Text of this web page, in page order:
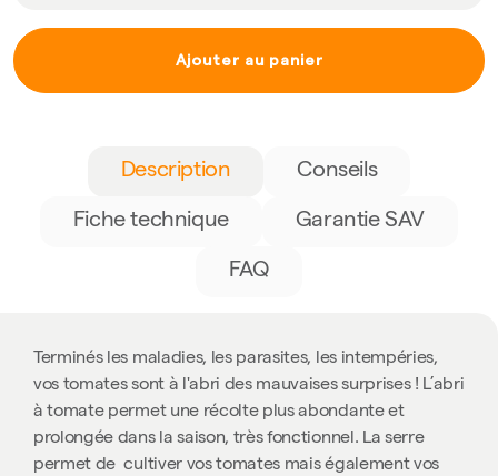
Ajouter au panier
Description Conseils
Fiche technique Garantie SAV
FAQ
Terminés les maladies, les parasites, les intempéries,
vos tomates sont à l'abri des mauvaises surprises ! L’abri
à tomate permet une récolte plus abondante et
prolongée dans la saison, très fonctionnel. La serre
permet de cultiver vos tomates mais également vos